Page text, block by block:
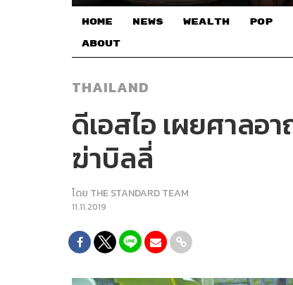
HOME NEWS WEALTH POP
ABOUT
THAILAND
ดีเอสไอ เผยศาล
ฆ่าบิลลี่
โดย THE STANDARD TEAM
11.11.2019